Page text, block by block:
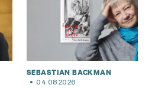
SEBASTIAN BACKMAN
04.08.2026